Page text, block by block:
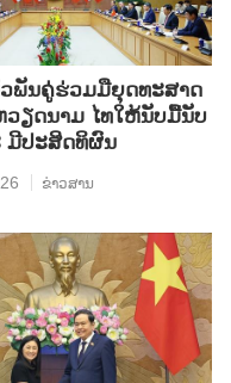
ພັນ​ຄູ່​ຮ່ວມ​ມື​ຍຸດ​ທະ​ສາດ​
ຽດ​ນາມ ໄທ​ໃຫ້​ນັບ​ມື້​ນັບ​
ມີ​ປະ​ສິດ​ທິ​ຜົນ
ຂ່າວສານ